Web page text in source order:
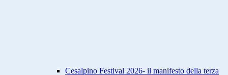
Cesalpino Festival 2026- il manifesto della terza